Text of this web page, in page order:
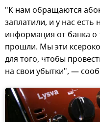
"К нам обращаются
заплатили, и у нас
информация от банка о
прошли. Мы эти
для того, чтобы
на свои убытки", —